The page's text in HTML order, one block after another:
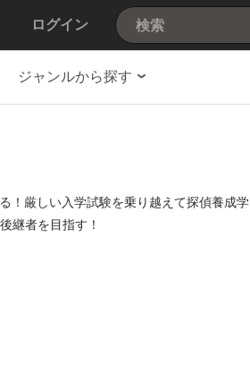
ログイン
ジャンルから探す
！厳しい入学試験を乗り越えて探偵養成学
継者を目指す！